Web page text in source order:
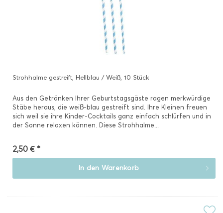
Strohhalme gestreift, Hellblau / Weiß, 10 Stück
Aus den Getränken Ihrer Geburtstagsgäste ragen merkwürdige
Stäbe heraus, die weiß-blau gestreift sind. Ihre Kleinen freuen
sich weil sie ihre Kinder-Cocktails ganz einfach schlürfen und in
der Sonne relaxen können. Diese Strohhalme...
2,50 € *
In den Warenkorb